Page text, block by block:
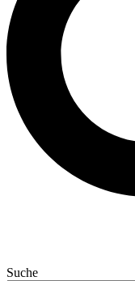
Suche